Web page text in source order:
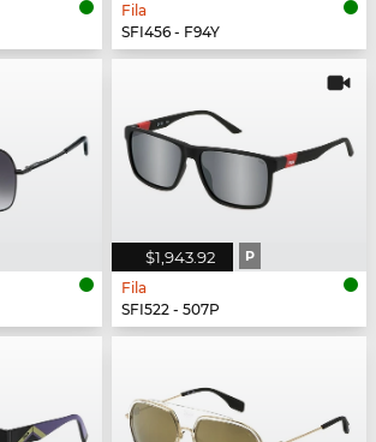
Fila
SFI456 - F94Y
$1,943.92 P
Fila
SFI522 - 507P